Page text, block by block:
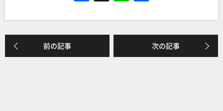
a
c
e
b
n
e
前の記事 次の記事